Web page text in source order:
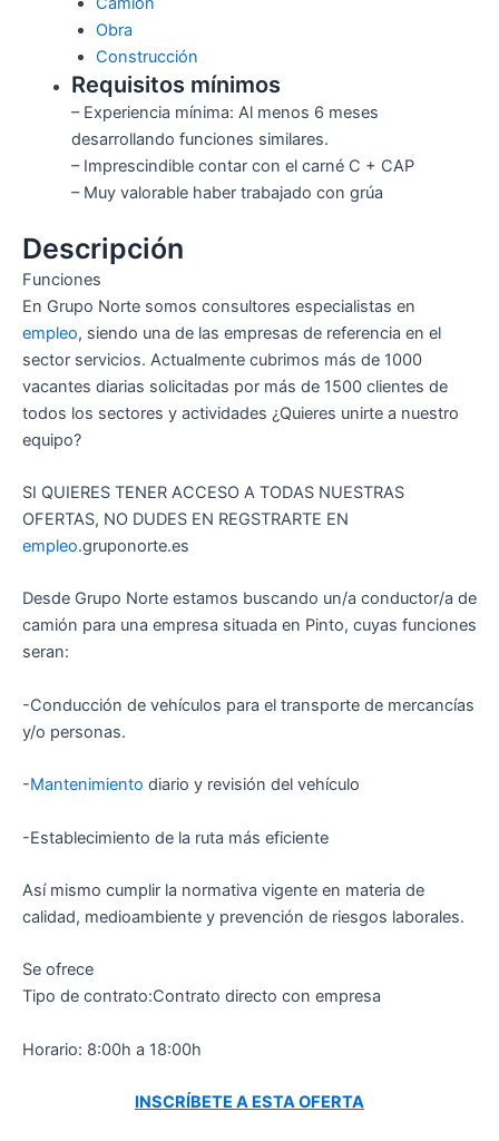
Obra
Construcción
Requisitos mínimos
– Experiencia mínima: Al menos 6 meses
desarrollando funciones similares.
– Imprescindible contar con el carné C + CAP
– Muy valorable haber trabajado con grúa
Descripción
Funciones
En Grupo Norte somos consultores especialistas en
empleo, siendo una de las empresas de referencia en el
sector servicios. Actualmente cubrimos más de 1000
vacantes diarias solicitadas por más de 1500 clientes de
todos los sectores y actividades ¿Quieres unirte a nuestro
equipo?
SI QUIERES TENER ACCESO A TODAS NUESTRAS
OFERTAS, NO DUDES EN REGSTRARTE EN
empleo.gruponorte.es
Desde Grupo Norte estamos buscando un/a conductor/a de
camión para una empresa situada en Pinto, cuyas funciones
seran:
-Conducción de vehículos para el transporte de mercancías
y/o personas.
-Mantenimiento diario y revisión del vehículo
-Establecimiento de la ruta más eficiente
Así mismo cumplir la normativa vigente en materia de
calidad, medioambiente y prevención de riesgos laborales.
Se ofrece
Tipo de contrato:Contrato directo con empresa
Horario: 8:00h a 18:00h
INSCRÍBETE A ESTA OFERTA